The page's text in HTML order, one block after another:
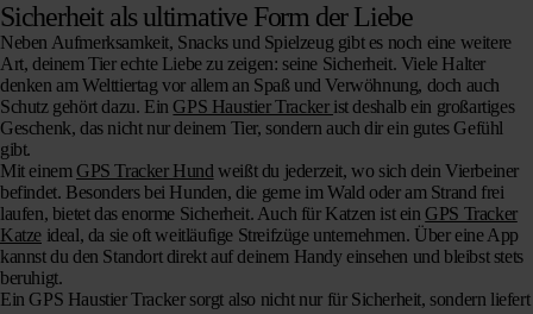
Sicherheit als ultimative Form der Liebe
Neben Aufmerksamkeit, Snacks und Spielzeug gibt es noch eine weitere
Art, deinem Tier echte Liebe zu zeigen: seine Sicherheit. Viele Halter
denken am Welttiertag vor allem an Spaß und Verwöhnung, doch auch
Schutz gehört dazu. Ein GPS Haustier Tracker ist deshalb ein großartiges
Geschenk, das nicht nur deinem Tier, sondern auch dir ein gutes Gefühl
gibt.
Mit einem GPS Tracker Hund weißt du jederzeit, wo sich dein Vierbeiner
befindet. Besonders bei Hunden, die gerne im Wald oder am Strand frei
laufen, bietet das enorme Sicherheit. Auch für Katzen ist ein GPS Tracker
Katze ideal, da sie oft weitläufige Streifzüge unternehmen. Über eine App
kannst du den Standort direkt auf deinem Handy einsehen und bleibst stets
beruhigt.
Ein GPS Haustier Tracker sorgt also nicht nur für Sicherheit, sondern liefert